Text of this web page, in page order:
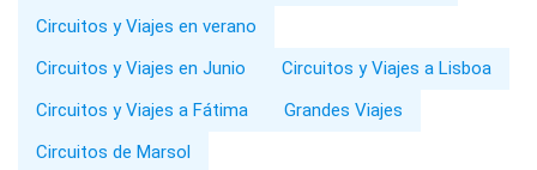
Circuitos y Viajes en verano
Circuitos y Viajes en Junio
Circuitos y Viajes a Lisboa
Circuitos y Viajes a Fátima
Grandes Viajes
Circuitos de Marsol